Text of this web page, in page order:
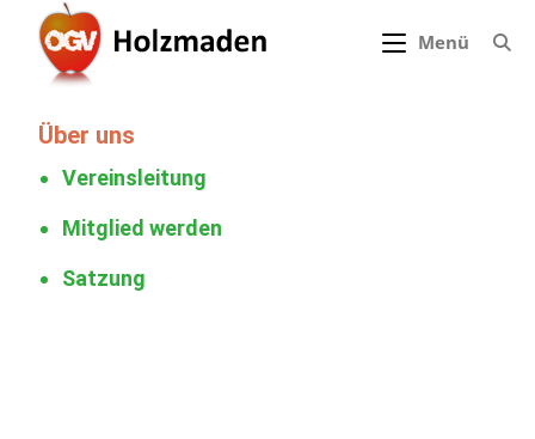
Menü
Über uns
Vereinsleitung
Mitglied werden
Satzung